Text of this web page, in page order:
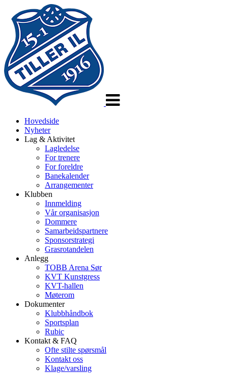
Hovedside
Nyheter
Lag & Aktivitet
Lagledelse
For trenere
For foreldre
Banekalender
Arrangementer
Klubben
Innmelding
Vår organisasjon
Dommere
Samarbeidspartnere
Sponsorstrategi
Grasrotandelen
Anlegg
TOBB Arena Sør
KVT Kunstgress
KVT-hallen
Møterom
Dokumenter
Klubbhåndbok
Sportsplan
Rubic
Kontakt & FAQ
Ofte stilte spørsmål
Kontakt oss
Klage/varsling